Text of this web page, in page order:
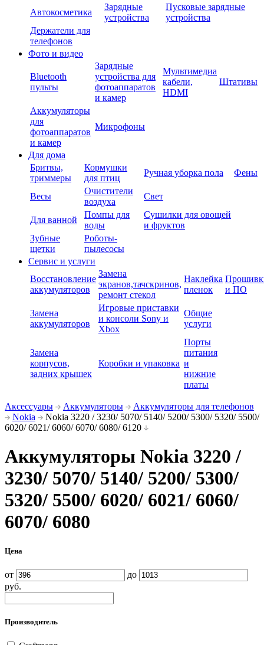
Автокосметика
Зарядные
устройства
Пусковые зарядные
устройства
Держатели для
телефонов
Фото и видео
Bluetooth
пульты
Зарядные
устройства для
фотоаппаратов
и камер
Мультимедиа
кабели,
HDMI
Штативы
Аккумуляторы
для
фотоаппаратов
и камер
Микрофоны
Для дома
Бритвы,
триммеры
Кормушки
для птиц
Ручная уборка пола Фены
Весы
Очистители
воздуха
Свет
Для ванной
Помпы для
воды
Сушилки для овощей
и фруктов
Зубные
щетки
Роботы-
пылесосы
Сервис и услуги
Восстановление
аккумуляторов
Замена
экранов,тачскринов,
ремонт стекол
Наклейка
пленок
и ПО
Замена
аккумуляторов
Игровые приставки
и консоли Sony и
Xbox
Общие
услуги
Замена
корпусов,
задних крышек
Коробки и упаковка
Порты
питания
и
нижние
платы
Аксессуары Аккумуляторы
Аккумуляторы для телефонов
Nokia
Nokia 3220 / 3230/ 5070/ 5140/ 5200/ 5300/ 5320/ 5500/
6020/ 6021/ 6060/ 6070/ 6080/ 6120
Аккумуляторы Nokia 3220 /
3230/ 5070/ 5140/ 5200/ 5300/
5320/ 5500/ 6020/ 6021/ 6060/
6070/ 6080
Цена
от
до
руб.
Производитель